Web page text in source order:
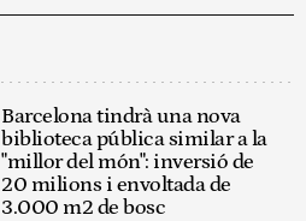
Barcelona tindrà una nova
biblioteca pública similar a la
"millor del món": inversió de
20 milions i envoltada de
3.000 m2 de bosc